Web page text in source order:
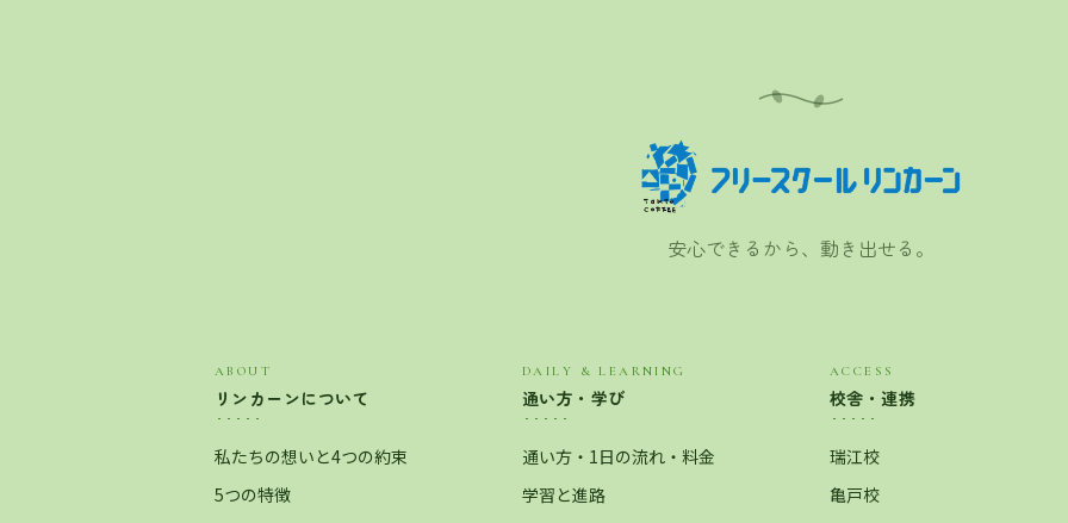
安心できるから、動き出せる。
ABOUT
リンカーンについて
私たちの想いと4つの約束
5つの特徴
DAILY & LEARNING
通い方・学び
通い方・1日の流れ・料金
学習と進路
ACCESS
校舎・連携
瑞江校
亀戸校